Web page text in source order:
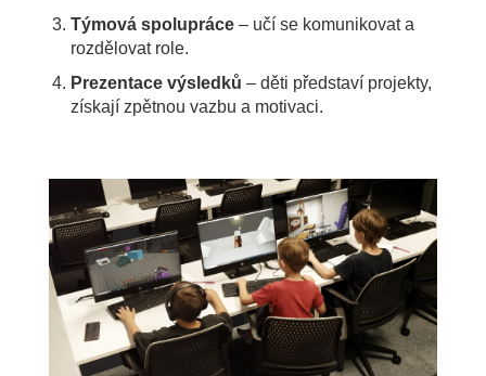
Týmová spolupráce – učí se komunikovat a
rozdělovat role.
Prezentace výsledků – děti představí projekty,
získají zpětnou vazbu a motivaci.